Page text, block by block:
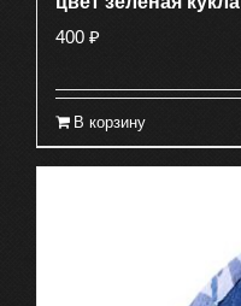
400 ₽
В корзину